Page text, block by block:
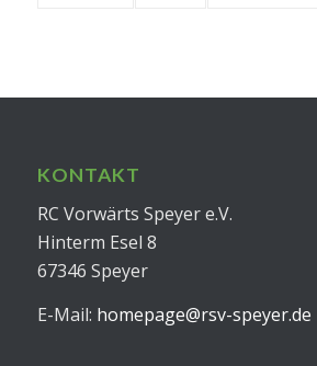
KONTAKT
RC Vorwärts Speyer e.V.
Hinterm Esel 8
67346 Speyer
E-Mail: homepage@rsv-speyer.de